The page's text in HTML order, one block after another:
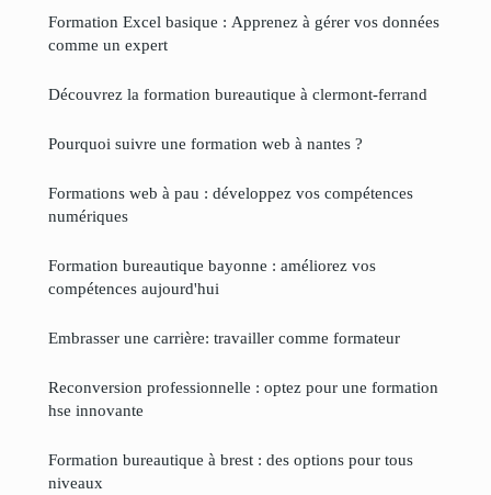
Formation Excel basique : Apprenez à gérer vos données
comme un expert
Découvrez la formation bureautique à clermont-ferrand
Pourquoi suivre une formation web à nantes ?
Formations web à pau : développez vos compétences
numériques
Formation bureautique bayonne : améliorez vos
compétences aujourd'hui
Embrasser une carrière: travailler comme formateur
Reconversion professionnelle : optez pour une formation
hse innovante
Formation bureautique à brest : des options pour tous
niveaux